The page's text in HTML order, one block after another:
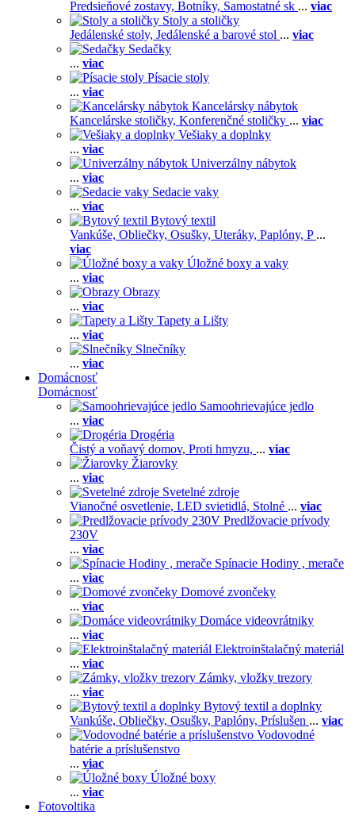
Predsieňové zostavy, Botníky, Samostatné sk ... viac
Stoly a stoličky
Jedálenské stoly, Jedálenské a barové stol ... viac
Sedačky
... viac
Písacie stoly
... viac
Kancelársky nábytok
Kancelárske stoličky, Konferenčné stoličky ... viac
Vešiaky a doplnky
... viac
Univerzálny nábytok
... viac
Sedacie vaky
... viac
Bytový textil
Vankúše, Obliečky, Osušky, Uteráky, Paplóny, P ...
viac
Úložné boxy a vaky
... viac
Obrazy
... viac
Tapety a Lišty
... viac
Slnečníky
... viac
Domácnosť
Domácnosť
Samoohrievajúce jedlo
... viac
Drogéria
Čistý a voňavý domov, Proti hmyzu, ... viac
Žiarovky
... viac
Svetelné zdroje
Vianočné osvetlenie, LED svietidlá, Stolné ... viac
Predlžovacie prívody
230V
... viac
Spínacie Hodiny , merače
... viac
Domové zvončeky
... viac
Domáce videovrátniky
... viac
Elektroinštalačný materiál
... viac
Zámky, vložky trezory
... viac
Bytový textil a doplnky
Vankúše, Obliečky, Osušky, Paplóny, Príslušen ... viac
Vodovodné
batérie a príslušenstvo
... viac
Úložné boxy
... viac
Fotovoltika